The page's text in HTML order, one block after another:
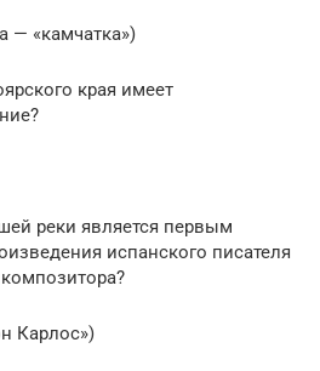
— «камчатка»)
края имеет
реки является первым
испанского писателя
Карлос»)